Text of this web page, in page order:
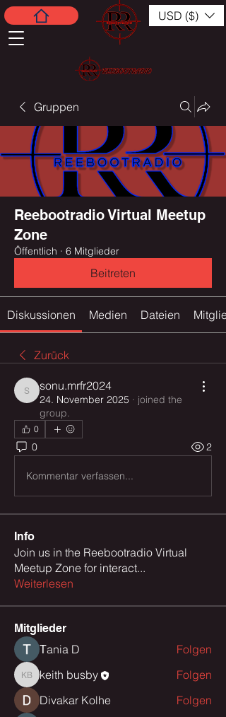
USD ($)
Gruppen
Reebootradio Virtual Meetup
Zone
Öffentlich · 6 Mitglieder
Beitreten
Diskussionen Medien Dateien
Zurück
sonu.mrfr2024
sonu.mrfr2024
24. November 2025 · joined the
group.
0
0 2
Kommentar verfassen...
Info
Join us in the Reebootradio Virtual
Meetup Zone for interact...
Weiterlesen
Mitglieder
Тania D Folgen
keith busby
keith busby
Folgen
Divakar Kolhe
Folgen